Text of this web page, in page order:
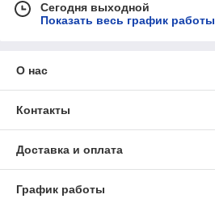
Сегодня выходной
Показать весь график работы
О нас
Контакты
Доставка и оплата
График работы